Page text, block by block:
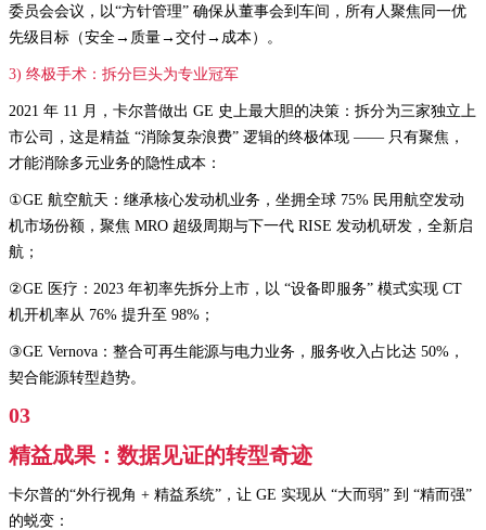
委员会会议，以“方针管理” 确保从董事会到车间，所有人聚焦同一优
先级目标（安全→质量→交付→成本）。
3) 终极手术：拆分巨头为专业冠军
2021 年 11 月，卡尔普做出 GE 史上最大胆的决策：拆分为三家独立上
市公司，这是精益 “消除复杂浪费” 逻辑的终极体现 —— 只有聚焦，
才能消除多元业务的隐性成本：
①GE 航空航天：继承核心发动机业务，坐拥全球 75% 民用航空发动
机市场份额，聚焦 MRO 超级周期与下一代 RISE 发动机研发，全新启
航；
②GE 医疗：2023 年初率先拆分上市，以 “设备即服务” 模式实现 CT
机开机率从 76% 提升至 98%；
③GE Vernova：整合可再生能源与电力业务，服务收入占比达 50%，
契合能源转型趋势。
03
精益成果：数据见证的转型奇迹
卡尔普的“外行视角 + 精益系统”，让 GE 实现从 “大而弱” 到 “精而强”
的蜕变：